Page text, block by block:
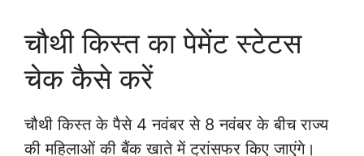
चौथी किस्त का पेमेंट स्टेटस
चेक कैसे करें
चौथी किस्त के पैसे 4 नवंबर से 8 नवंबर के बीच राज्य
की महिलाओं की बैंक खाते में ट्रांसफर किए जाएंगे।